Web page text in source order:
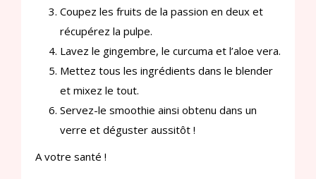
Coupez les fruits de la passion en deux et
récupérez la pulpe.
Lavez le gingembre, le curcuma et l’aloe vera.
Mettez tous les ingrédients dans le blender
et mixez le tout.
Servez-le smoothie ainsi obtenu dans un
verre et déguster aussitôt !
A votre santé !